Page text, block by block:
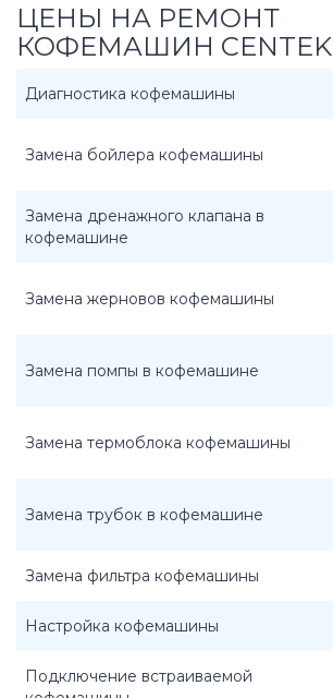
ЦЕНЫ НА РЕМОНТ
КОФЕМАШИН CENTEK
Диагностика кофемашины
Замена бойлера кофемашины
Замена дренажного клапана в
кофемашине
Замена жерновов кофемашины
Замена помпы в кофемашине
Замена термоблока кофемашины
Замена трубок в кофемашине
Замена фильтра кофемашины
Настройка кофемашины
Подключение встраиваемой